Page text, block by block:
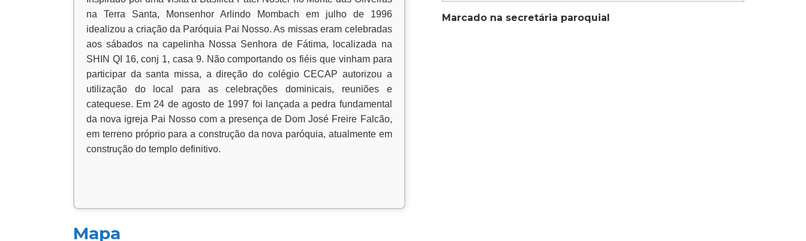
na Terra Santa, Monsenhor Arlindo Mombach em julho de 1996
idealizou a criação da Paróquia Pai Nosso. As missas eram celebradas
aos sábados na capelinha Nossa Senhora de Fátima, localizada na
SHIN QI 16, conj 1, casa 9. Não comportando os fiéis que vinham para
participar da santa missa, a direção do colégio CECAP autorizou a
utilização do local para as celebrações dominicais, reuniões e
catequese. Em 24 de agosto de 1997 foi lançada a pedra fundamental
da nova igreja Pai Nosso com a presença de Dom José Freire Falcão,
em terreno próprio para a construção da nova paróquia, atualmente em
construção do templo definitivo.
Mapa
Marcado na secretária paroquial